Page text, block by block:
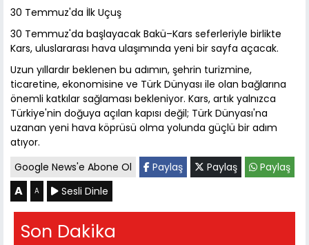
30 Temmuz'da İlk Uçuş
30 Temmuz'da başlayacak Bakü–Kars seferleriyle birlikte
Kars, uluslararası hava ulaşımında yeni bir sayfa açacak.
Uzun yıllardır beklenen bu adımın, şehrin turizmine,
ticaretine, ekonomisine ve Türk Dünyası ile olan bağlarına
önemli katkılar sağlaması bekleniyor. Kars, artık yalnızca
Türkiye'nin doğuya açılan kapısı değil; Türk Dünyası'na
uzanan yeni hava köprüsü olma yolunda güçlü bir adım
atıyor.
Google News'e Abone Ol
Paylaş Paylaş Paylaş
A A Sesli Dinle
Son Dakika